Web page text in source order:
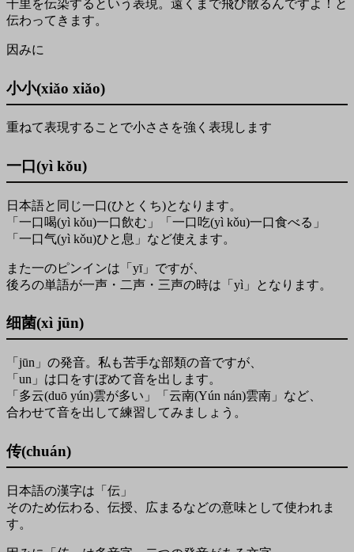
千里を伝染するという表現。遠くまで飛び散るんですよ！と
伝わってきます。
因みに
小小(xiǎo xiǎo)
重ねて表現することで小ささを強く表現します
一口(yì kǒu)
日本語と同じ一口(ひとくち)となります。
「一口喝(yì kǒu)一口飲む」「一口吃(yì kǒu)一口食べる」
「一口气(yì kǒu)ひと息」など使えます。
また一のピンインは「yī」ですが、
後ろの単語が一声・二声・三声の時は「yì」となります。
细菌(xì jūn)
「jūn」の発音。私も苦手な部類の音ですが、
「un」は口をすぼめて音を出します。
「多云(duō yún)雲が多い」「云南(Yún nán)雲南」など、
合わせて音を出して練習してみましょう。
传(chuán)
日本語の漢字は「伝」
そのため伝わる、伝授、広まるなどの意味として使われま
す。